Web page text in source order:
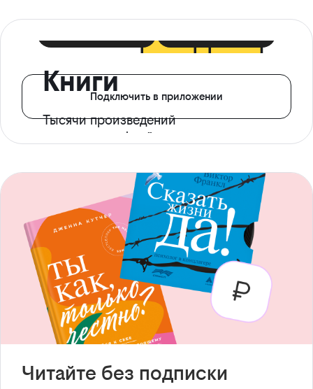
Книги
Тысячи произведений
с доступом офлайн
Подключить в приложении
Читайте без подписки